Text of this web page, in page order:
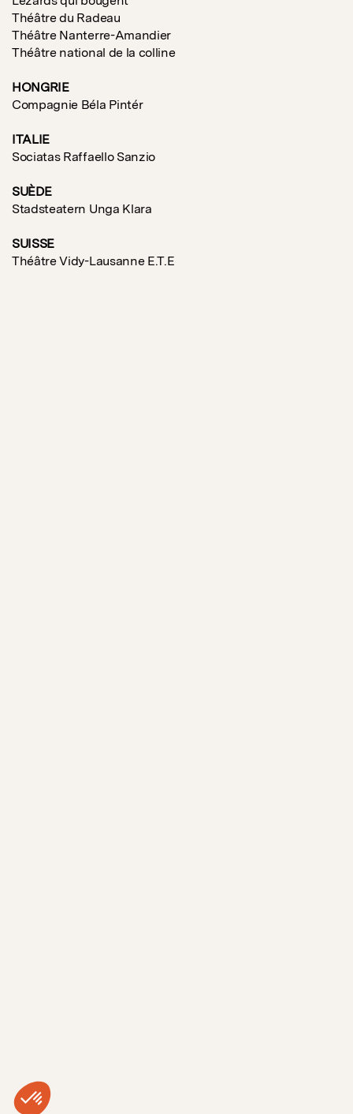
Théâtre du Radeau
Théâtre Nanterre-Amandier
Théâtre national de la colline
HONGRIE
Compagnie Béla Pintér
ITALIE
Sociatas Raffaello Sanzio
SUÈDE
Stadsteatern Unga Klara
SUISSE
Théâtre Vidy-Lausanne E.T.E